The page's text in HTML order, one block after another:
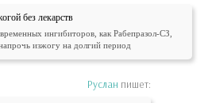
без лекарств
ингибиторов, как Рабепразол-СЗ,
изжогу на долгий период
Руслан пишет: